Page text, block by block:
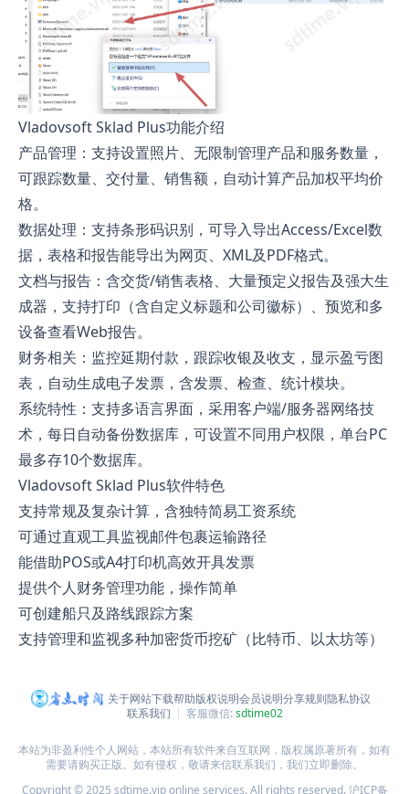
Vladovsoft Sklad Plus功能介绍
产品管理：支持设置照片、无限制管理产品和服务数量，
可跟踪数量、交付量、销售额，自动计算产品加权平均价
格。
数据处理：支持条形码识别，可导入导出Access/Excel数
据，表格和报告能导出为网页、XML及PDF格式。
文档与报告：含交货/销售表格、大量预定义报告及强大生
成器，支持打印（含自定义标题和公司徽标）、预览和多
设备查看Web报告。
财务相关：监控延期付款，跟踪收银及收支，显示盈亏图
表，自动生成电子发票，含发票、检查、统计模块。
系统特性：支持多语言界面，采用客户端/服务器网络技
术，每日自动备份数据库，可设置不同用户权限，单台PC
最多存10个数据库。
Vladovsoft Sklad Plus软件特色
支持常规及复杂计算，含独特简易工资系统
可通过直观工具监视邮件包裹运输路径
能借助POS或A4打印机高效开具发票
提供个人财务管理功能，操作简单
可创建船只及路线跟踪方案
支持管理和监视多种加密货币挖矿（比特币、以太坊等）
关于网站下载帮助版权说明会员说明分享规则隐私协议
联系我们
客服微信:sdtime02
本站为非盈利性个人网站，本站所有软件来自互联网，版权属原著所有，如有
需要请购买正版。如有侵权，敬请来信联系我们，我们立即删除。
Copyright © 2025 sdtime.vip online services. All rights reserved.沪ICP备